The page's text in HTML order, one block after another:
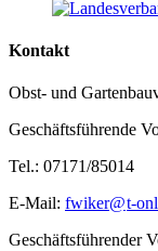
Kontakt
Obst- und
Geschäftsführende
Tel.: 07171/85014
E-Mail: fwiker@t-
Geschäftsführender